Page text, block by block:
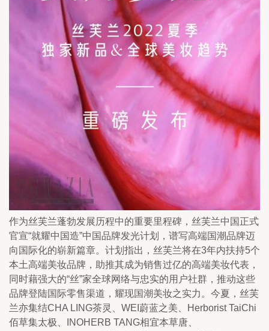
作为丝芙兰蓬勃发展历程中的重要里程碑，丝芙兰中国正式
官宣“就耀中国造”中国品牌发光计划，谱写高端国潮品牌迈
向国际化的崭新篇章。计划指出，丝芙兰将在3年内扶持5个
本土高端美妆品牌，助推其成为销售过亿的高端美妆代表，
同时藉强大的“丝”家全球网络与忠实的用户社群，推动这些
品牌登陆国际零售渠道，耀现国潮美妆之实力。今夏，丝芙
兰亦集结CHA LING茶灵、WEI蔚蓝之美、Herborist TaiChi
佰草集太极、INOHERB TANG相宜本草唐、